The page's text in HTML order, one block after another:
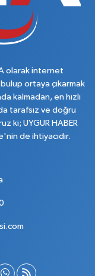
olarak internet
ortaya çıkarmak
kalmadan, en hızlı
tarafsız ve doğru
ki; UYGUR HABER
de ihtiyacıdır.